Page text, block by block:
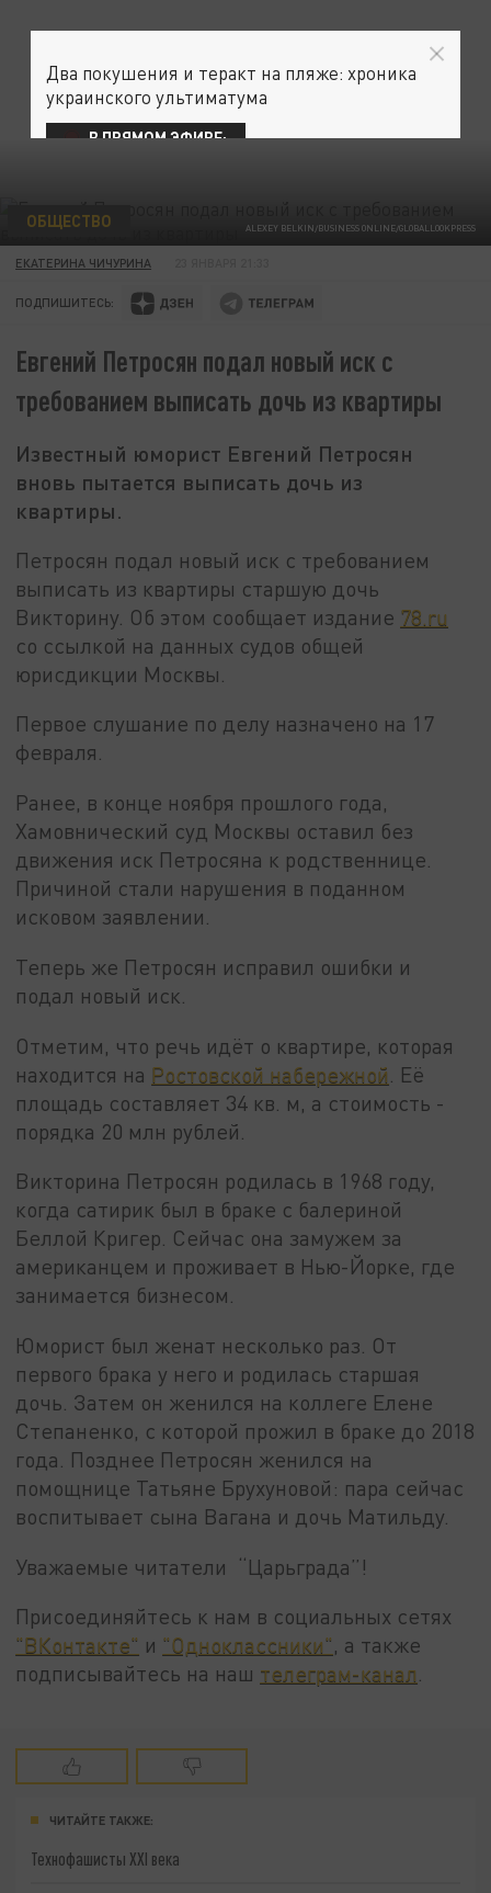
ALEXEY BELKIN/BUSINESS ONLINE/GLOBALLOOKPRESS
ОБЩЕСТВО
ЕКАТЕРИНА ЧИЧУРИНА
ПОДПИШИТЕСЬ:
Евгений Петросян подал новый иск с
требованием выписать дочь из квартиры
Известный юморист Евгений Петросян
вновь пытается выписать дочь из
квартиры.
Петросян подал новый иск с требованием
выписать из квартиры старшую дочь
Викторину. Об этом сообщает издание 78.ru
со ссылкой на данных судов общей
юрисдикции Москвы.
Первое слушание по делу назначено на 17
февраля.
Ранее, в конце ноября прошлого года,
Хамовнический суд Москвы оставил без
движения иск Петросяна к родственнице.
Причиной стали нарушения в поданном
исковом заявлении.
Теперь же Петросян исправил ошибки и
подал новый иск.
Отметим, что речь идёт о квартире, которая
находится на Ростовской набережной . Её
площадь составляет 34 кв. м, а стоимость -
порядка 20 млн рублей.
Викторина Петросян родилась в 1968 году,
когда сатирик был в браке с балериной
Беллой Кригер. Сейчас она замужем за
американцем и проживает в Нью-Йорке, где
занимается бизнесом.
Юморист был женат несколько раз. От
первого брака у него и родилась старшая
дочь. Затем он женился на коллеге Елене
Степаненко, с которой прожил в браке до 2018
года. Позднее Петросян женился на
помощнице Татьяне Брухуновой: пара сейчас
воспитывает сына Вагана и дочь Матильду.
Уважаемые читатели “Царьграда”!
Присоединяйтесь к нам в социальных сетях
"ВКонтакте" и "Одноклассники", а также
подписывайтесь на наш телеграм-канал
ЧИТАЙТЕ ТАКЖЕ:
Технофашисты XXI века
Два покушения и теракт на пляже: хроника
украинского ультиматума
В ПРЯМОМ ЭФИРЕ: